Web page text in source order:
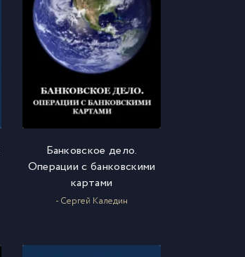
Банковское дело.
Операции с банковскими
картами
- Сергей Каледин